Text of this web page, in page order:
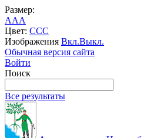
Размер:
AAA
Цвет: CCC
Изображения Вкл.Выкл.
Обычная версия сайта
Войти
Поиск
Все результаты